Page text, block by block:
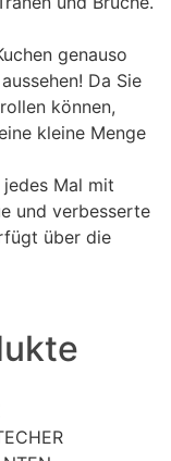
genauso
Da Sie
können,
kleine Menge
Mal mit
und verbesserte
über die